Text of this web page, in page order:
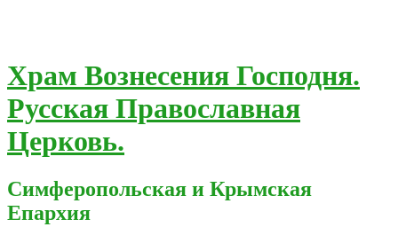
Храм Вознесения Господня.
Русская Православная
Церковь.
Симферопольская и Крымская
Епархия